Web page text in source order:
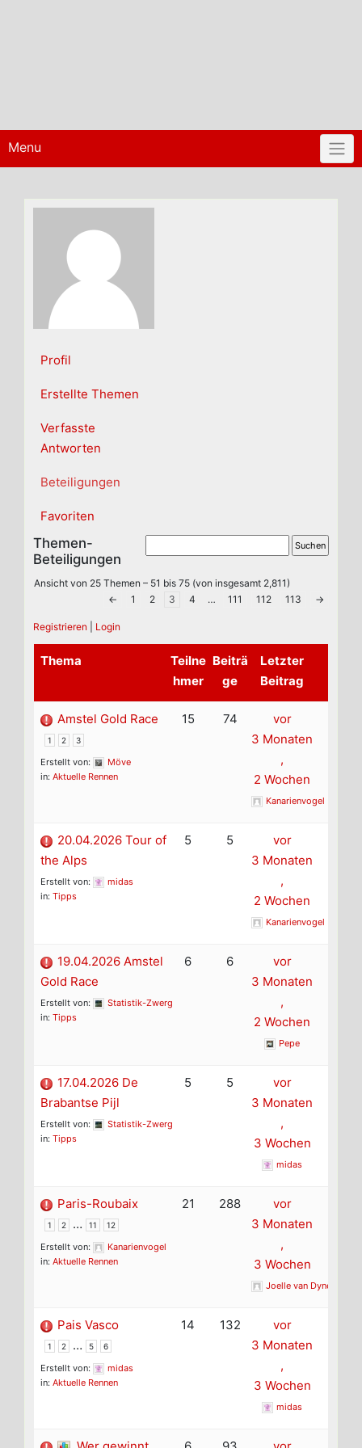
Menu
Profil
Erstellte Themen
Verfasste
Antworten
Beteiligungen
Favoriten
Themen-
Beteiligungen
Ansicht von 25 Themen – 51 bis 75 (von insgesamt 2,811)
←
1 2 3 4 … 111 112 113 →
Registrieren Login
Thema
Teilne
hmer
Beiträ
ge
Letzter
Beitrag
Amstel Gold Race
1 2 3
Erstellt von:
Möve
in: Aktuelle Rennen
15 74
vor
3 Monaten
,
2 Wochen
Kanarienvogel
20.04.2026 Tour of
the Alps
Erstellt von:
midas
in: Tipps
5 5
vor
3 Monaten
,
2 Wochen
Kanarienvogel
19.04.2026 Amstel
Gold Race
Erstellt von:
Statistik-Zwerg
in: Tipps
6 6
vor
3 Monaten
,
2 Wochen
Pepe
17.04.2026 De
Brabantse Pijl
Erstellt von:
Statistik-Zwerg
in: Tipps
5 5
vor
3 Monaten
,
3 Wochen
midas
Paris-Roubaix
1 2 … 11 12
Erstellt von:
Kanarienvogel
in: Aktuelle Rennen
21 288
vor
3 Monaten
,
3 Wochen
Joelle van Dyne
Pais Vasco
1 2 … 5 6
Erstellt von:
midas
in: Aktuelle Rennen
14 132
vor
3 Monaten
,
3 Wochen
midas